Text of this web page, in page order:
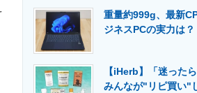
重量約999g、最新
ジネスPCの実力は？
【iHerb】「迷った
みんなが"リピ買い"